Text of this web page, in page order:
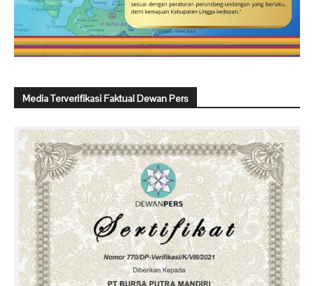
Media Terverifikasi Faktual Dewan Pers